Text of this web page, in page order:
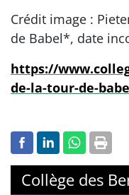
Crédit image :
de Babel*, date
https://
de-la-tour-de-
Collège des